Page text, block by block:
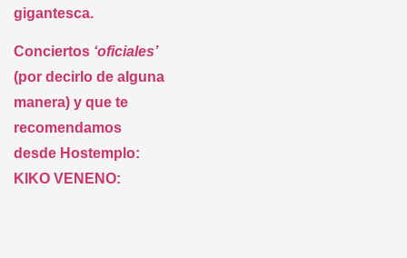
Conciertos
manera) y que te
recomendamos
desde Hostemplo:
KIKO VENENO: